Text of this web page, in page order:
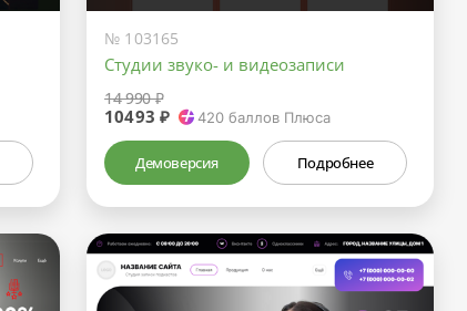
№ 103165
Студии звуко- и видеозаписи
14 990 ₽
10493 ₽ 420 баллов Плюса
Демоверсия Подробнее